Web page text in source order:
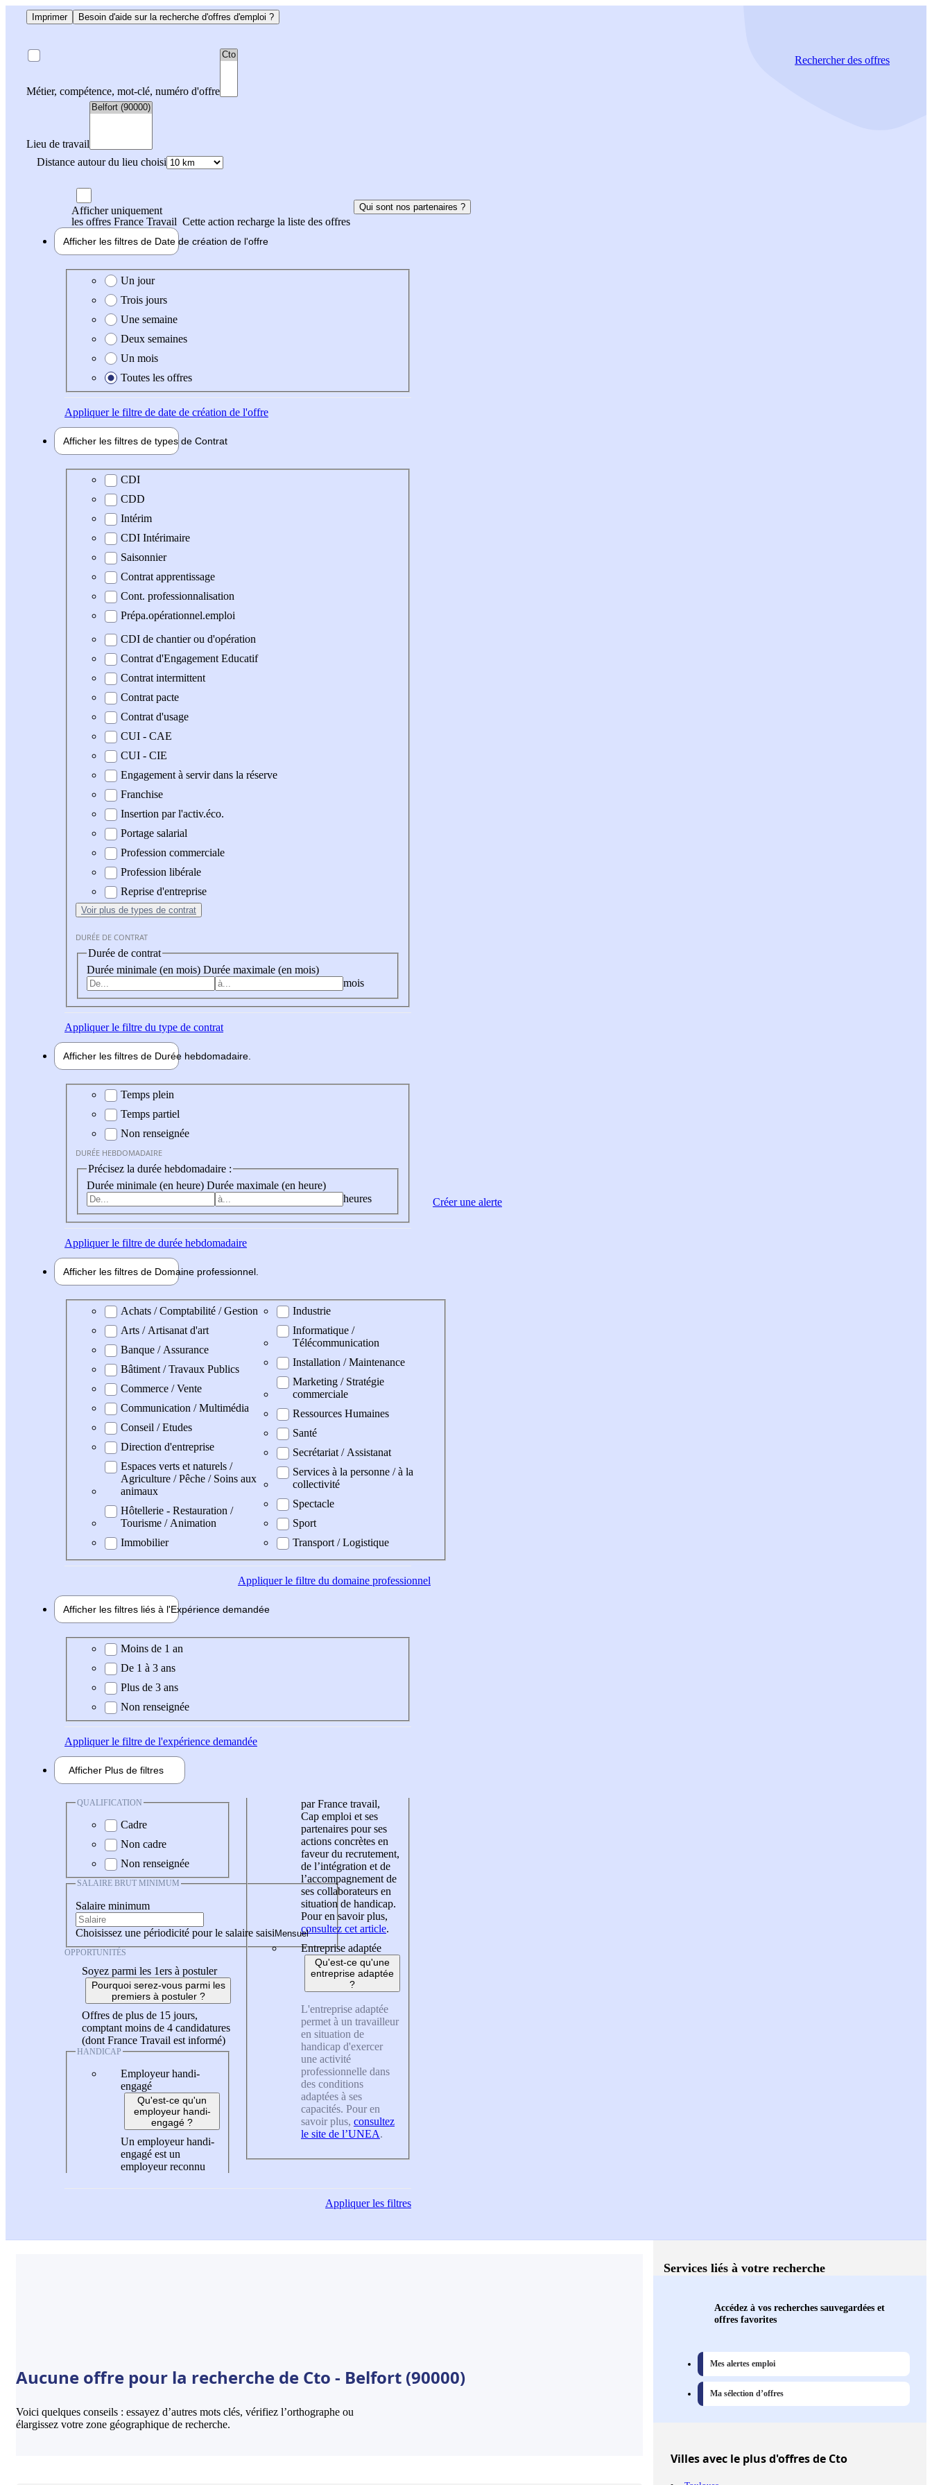
Imprimer Besoin d'aide sur la recherche d'offres d'emploi ?
Métier, compétence, mot-clé, numéro d'offre
Lieu de travail
Distance autour du lieu choisi
Rechercherdes offres
Afficher uniquement
les offres France Travail Cette action recharge la liste des offres
Qui sont nos partenaires ?
Afficher les filtres de Date de création de l'offre
Date de création de l'offre
Un jour
Trois jours
Une semaine
Deux semaines
Un mois
Toutes les offres
Appliquerle filtre de date de création de l'offre
Afficher les filtres de types de Contrat
Type de contrat
CDI
CDD
Intérim
CDI Intérimaire
Saisonnier
Contrat apprentissage
Cont. professionnalisation
Prépa.opérationnel.emploi
CDI de chantier ou d'opération
Contrat d'Engagement Educatif
Contrat intermittent
Contrat pacte
Contrat d'usage
CUI - CAE
CUI - CIE
Engagement à servir dans la réserve
Franchise
Insertion par l'activ.éco.
Portage salarial
Profession commerciale
Profession libérale
Reprise d'entreprise
Voir plus de types de contrat
DURÉE DE CONTRAT
Durée de contrat
Durée minimale (en mois) Durée maximale (en mois)
mois
Appliquerle filtre du type de contrat
Afficher les filtres de Durée hebdomadaire
Durée hebdomadaire
Temps plein
Temps partiel
Non renseignée
DURÉE HEBDOMADAIRE
Précisez la durée hebdomadaire :
Durée minimale (en heure) Durée maximale (en heure)
heures
Appliquerle filtre de durée hebdomadaire
Afficher les filtres de Domaine professionnel
Domaine professionel
Achats / Comptabilité / Gestion
Arts / Artisanat d'art
Banque / Assurance
Bâtiment / Travaux Publics
Commerce / Vente
Communication / Multimédia
Conseil / Etudes
Direction d'entreprise
Espaces verts et naturels /
Agriculture / Pêche / Soins aux
animaux
Hôtellerie - Restauration /
Tourisme / Animation
Immobilier
Industrie
Informatique /
Télécommunication
Installation / Maintenance
Marketing / Stratégie
commerciale
Ressources Humaines
Santé
Secrétariat / Assistanat
Services à la personne / à la
collectivité
Spectacle
Sport
Transport / Logistique
Appliquerle filtre du domaine professionnel
Afficher les filtres liés à l'Expérience demandée
Expérience demandée
Moins de 1 an
De 1 à 3 ans
Plus de 3 ans
Non renseignée
Appliquerle filtre de l'expérience demandée
Afficher Plus de filtres
QUALIFICATION
Cadre
Non cadre
Non renseignée
SALAIRE BRUT MINIMUM
Salaire minimum
Choisissez une périodicité pour le salaire saisi
OPPORTUNITÉS
Soyez parmi les 1ers à postuler
Pourquoi serez-vous parmi les
premiers à postuler ?
Offres de plus de 15 jours,
comptant moins de 4 candidatures
(dont France Travail est informé)
HANDICAP
Employeur handi-
engagé
Qu'est-ce qu'un
employeur handi-
engagé ?
Un employeur handi-
engagé est un
employeur reconnu
par France travail,
Cap emploi et ses
partenaires pour ses
actions concrètes en
faveur du recrutement,
de l’intégration et de
l’accompagnement de
ses collaborateurs en
situation de handicap.
Pour en savoir plus,
consultez cet article.
Entreprise adaptée
Qu'est-ce qu'une
entreprise adaptée
?
L'entreprise adaptée
permet à un travailleur
en situation de
handicap d'exercer
une activité
professionnelle dans
des conditions
adaptées à ses
capacités. Pour en
savoir plus, consultez
le site de l’UNEA.
Appliquerles filtres
Créer une alerte
Aucune offre pour la recherche de Cto - Belfort (90000)
Voici quelques conseils : essayez d’autres mots clés, vérifiez l’orthographe ou
élargissez votre zone géographique de recherche.
Services liés à votre recherche
Accédez à vos recherches sauvegardées et
offres favorites
Mes alertes emploi
Ma sélection d’offres
Villesavec le plus d'offres de Cto